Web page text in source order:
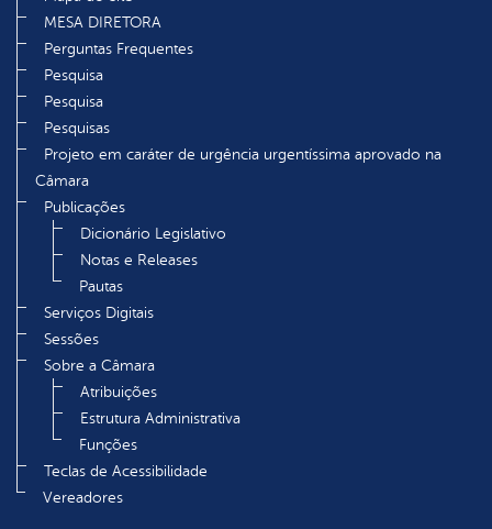
MESA DIRETORA
Perguntas Frequentes
Pesquisa
Pesquisa
Pesquisas
Projeto em caráter de urgência urgentíssima aprovado na
Câmara
Publicações
Dicionário Legislativo
Notas e Releases
Pautas
Serviços Digitais
Sessões
Sobre a Câmara
Atribuições
Estrutura Administrativa
Funções
Teclas de Acessibilidade
Vereadores